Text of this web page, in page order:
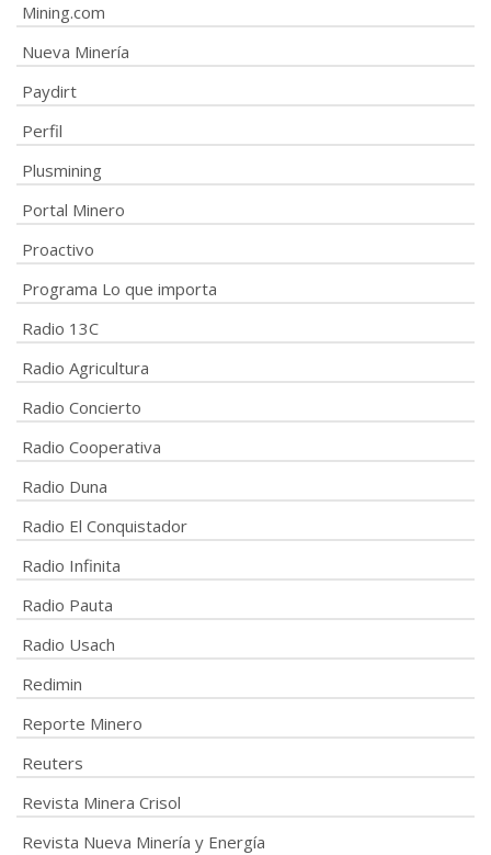
Mining.com
Nueva Minería
Paydirt
Perfil
Plusmining
Portal Minero
Proactivo
Programa Lo que importa
Radio 13C
Radio Agricultura
Radio Concierto
Radio Cooperativa
Radio Duna
Radio El Conquistador
Radio Infinita
Radio Pauta
Radio Usach
Redimin
Reporte Minero
Reuters
Revista Minera Crisol
Revista Nueva Minería y Energía